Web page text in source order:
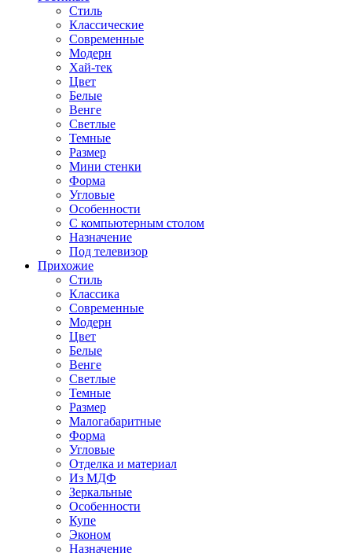
Стиль
Классические
Современные
Модерн
Хай-тек
Цвет
Белые
Венге
Светлые
Темные
Размер
Мини стенки
Форма
Угловые
Особенности
С компьютерным столом
Назначение
Под телевизор
Прихожие
Стиль
Классика
Современные
Модерн
Цвет
Белые
Венге
Светлые
Темные
Размер
Малогабаритные
Форма
Угловые
Отделка и материал
Из МДФ
Зеркальные
Особенности
Купе
Эконом
Назначение